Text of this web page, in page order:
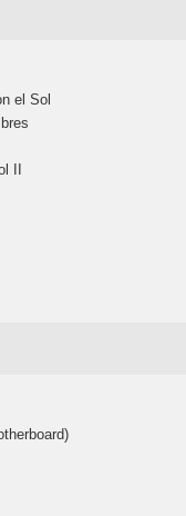
el Sol
II